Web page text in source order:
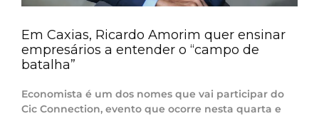
Em Caxias, Ricardo Amorim quer ensinar
empresários a entender o “campo de
batalha”
Economista é um dos nomes que vai participar do
Cic Connection, evento que ocorre nesta quarta e